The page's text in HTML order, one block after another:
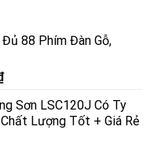
88 Phím Đàn Gỗ,
Sơn LSC120J Có Ty
Lượng Tốt + Giá Rẻ